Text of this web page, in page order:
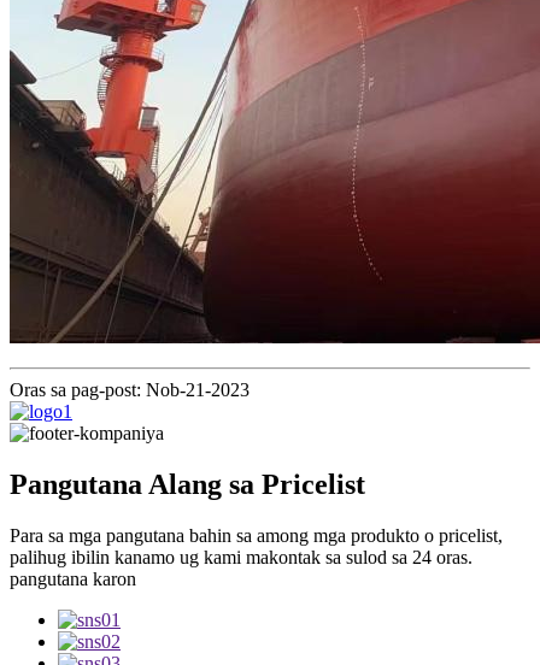
Oras sa pag-post: Nob-21-2023
Pangutana Alang sa Pricelist
Para sa mga pangutana bahin sa among mga produkto o pricelist,
palihug ibilin kanamo ug kami makontak sa sulod sa 24 oras.
pangutana karon